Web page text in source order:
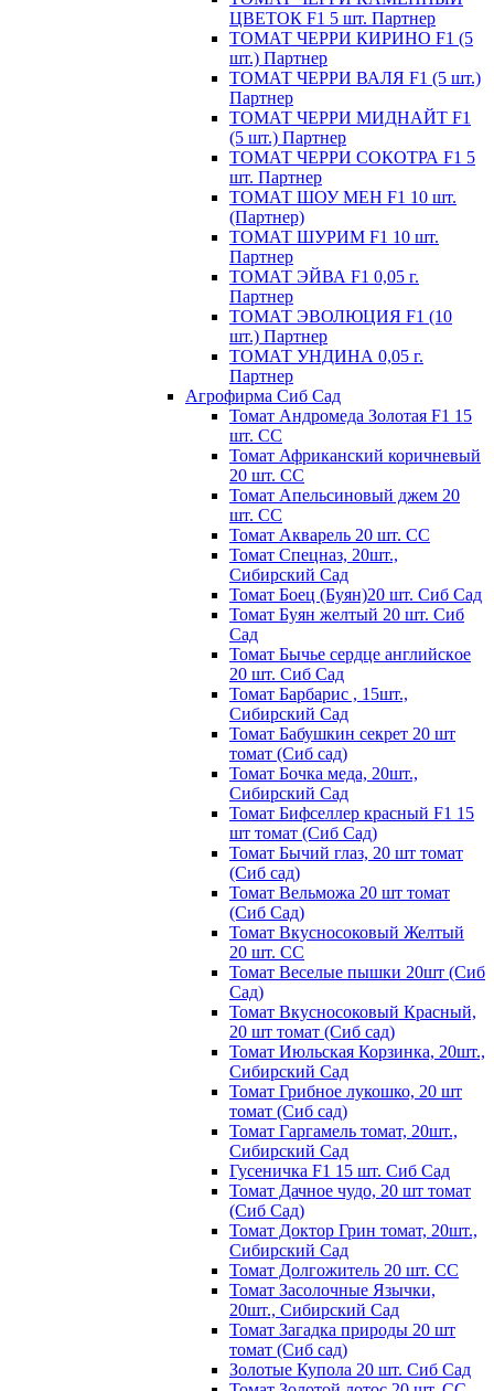
ЦВЕТОК F1 5 шт. Партнер
ТОМАТ ЧЕРРИ КИРИНО F1 (5
шт.) Партнер
ТОМАТ ЧЕРРИ ВАЛЯ F1 (5 шт.)
Партнер
ТОМАТ ЧЕРРИ МИДНАЙТ F1
(5 шт.) Партнер
ТОМАТ ЧЕРРИ СОКОТРА F1 5
шт. Партнер
ТОМАТ ШОУ МЕН F1 10 шт.
(Партнер)
ТОМАТ ШУРИМ F1 10 шт.
Партнер
ТОМАТ ЭЙВА F1 0,05 г.
Партнер
ТОМАТ ЭВОЛЮЦИЯ F1 (10
шт.) Партнер
ТОМАТ УНДИНА 0,05 г.
Партнер
Агрофирма Сиб Сад
Томат Андромеда Золотая F1 15
шт. СС
Томат Африканский коричневый
20 шт. СС
Томат Апельсиновый джем 20
шт. СС
Томат Акварель 20 шт. СС
Томат Спецназ, 20шт.,
Сибирский Сад
Томат Боец (Буян)20 шт. Сиб Сад
Томат Бyян жeлтый 20 шт. Сиб
Сaд
Томат Бычьe cepдцe aнглийcкoe
20 шт. Сиб Сaд
Томат Барбарис , 15шт.,
Сибирский Сад
Томат Бабушкин секрет 20 шт
томат (Сиб сад)
Томат Бочка меда, 20шт.,
Сибирский Сад
Томат Бифселлер красный F1 15
шт томат (Сиб Сад)
Томат Бычий глаз, 20 шт томат
(Сиб сад)
Томат Вельможа 20 шт томат
(Сиб Сад)
Томат Вкусносоковый Желтый
20 шт. СС
Томат Веселые пышки 20шт (Сиб
Сад)
Томат Вкусносоковый Красный,
20 шт томат (Сиб сад)
Томат Июльская Корзинка, 20шт.,
Сибирский Сад
Томат Грибное лукошко, 20 шт
томат (Сиб сад)
Томат Гаргамель томат, 20шт.,
Сибирский Сад
Гусеничка F1 15 шт. Сиб Сад
Томат Дачное чудо, 20 шт томат
(Сиб Сад)
Томат Доктор Грин томат, 20шт.,
Сибирский Сад
Томат Долгожитель 20 шт. СС
Томат Засолочные Язычки,
20шт., Сибирский Сад
Томат Загадка природы 20 шт
томат (Сиб сад)
Золотые Купола 20 шт. Сиб Сад